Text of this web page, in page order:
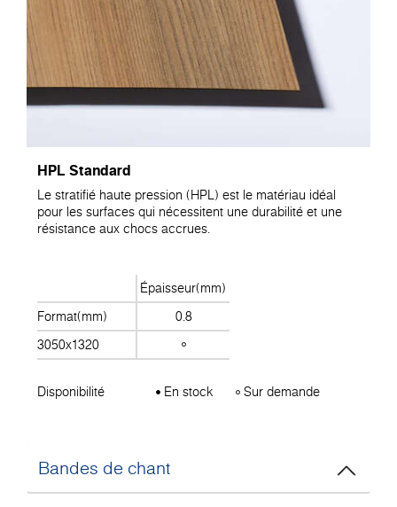
HPL Standard
Le stratifié haute pression (HPL) est le matériau idéal
pour les surfaces qui nécessitent une durabilité et une
résistance aux chocs accrues.
Épaisseur(mm)
Format(mm)
0.8
3050x1320
Disponibilité En stock Sur demande
Bandes de chant